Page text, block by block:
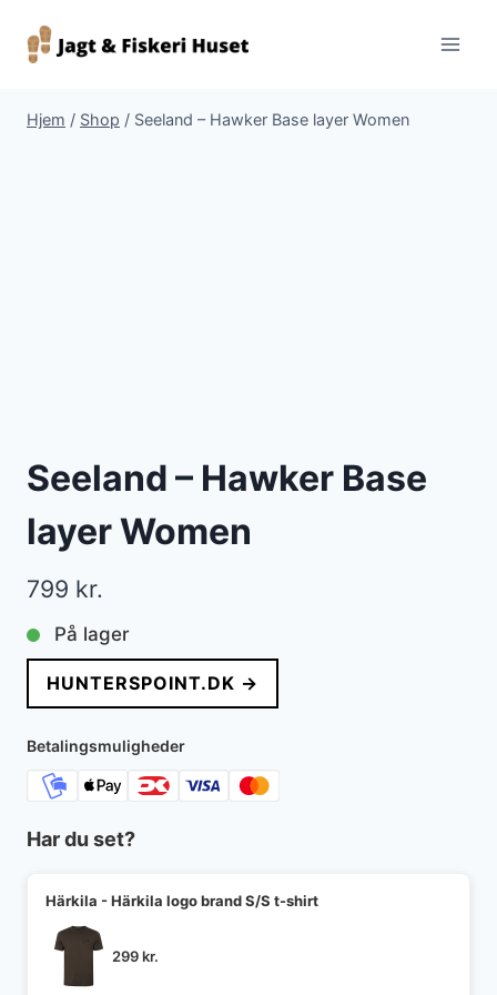
Hjem / Shop / Seeland – Hawker Base layer Women
Seeland – Hawker Base
layer Women
799 kr.
På lager
HUNTERSPOINT.DK →
Betalingsmuligheder
Har du set?
Härkila - Härkila logo brand S/S t-shirt
299kr.